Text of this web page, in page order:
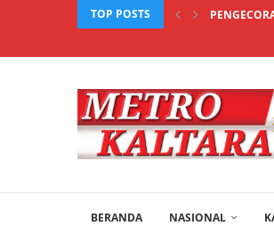
TOP POSTS
BERANDA NASIONAL